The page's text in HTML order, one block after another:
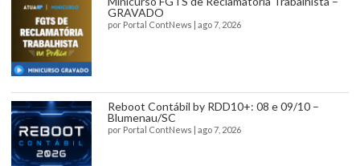
GRAVADO
por Portal ContNews ago 7, 2026
Reboot Contábil by RDD10+: 08 e 09/10 –
Blumenau/SC
por Portal ContNews ago 7, 2026